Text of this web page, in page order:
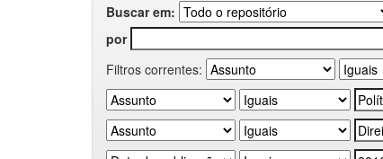
Buscar em:
por
Filtros correntes: